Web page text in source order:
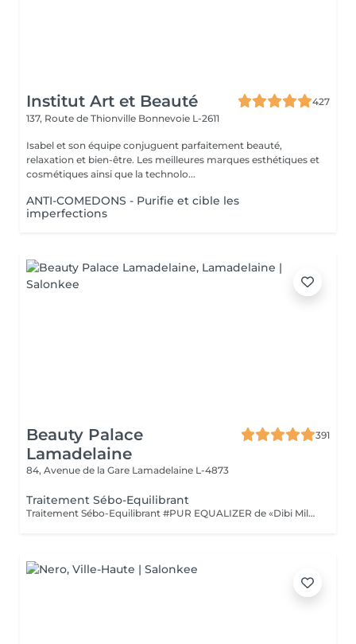
Institut Art et Beauté
427
137, Route de Thionville Bonnevoie L-2611
Isabel et son équipe conjuguent parfaitement beauté,
relaxation et bien-être. Les meilleures marques esthétiques et
cosmétiques ainsi que la technolo...
ANTI-COMEDONS - Purifie et cible les
imperfections
Beauty Palace
Lamadelaine
391
84, Avenue de la Gare Lamadelaine L-4873
Traitement Sébo-Equilibrant
Traitement Sébo-Equilibrant #PUR EQUALIZER de «Dibi Milano» grâce aux performances de ses principes actifs innovants, il est en mesure de régulariser l'excès de sébum, en procurant un effet matifiant et en réduisant visiblement les pores dilatés, le grain de peau est affiné. Ce soin aide à matifier la peau tout en la maintenant hydratée et protégée. (Masque bio-cellulose)